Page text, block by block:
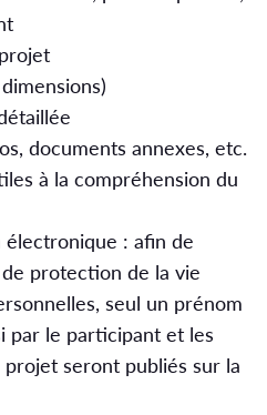
documents annexes, etc.
à la compréhension du
: afin de
protection de la vie
seul un prénom
par le participant et les
seront publiés sur la